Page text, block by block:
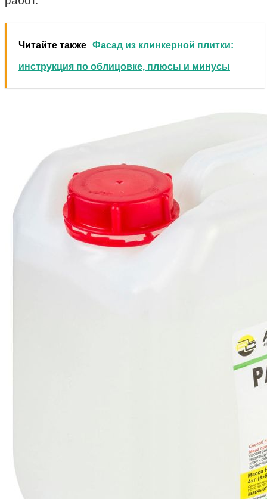
Читайте также Фасад из клинкерной плитки:
инструкция по облицовке, плюсы и минусы